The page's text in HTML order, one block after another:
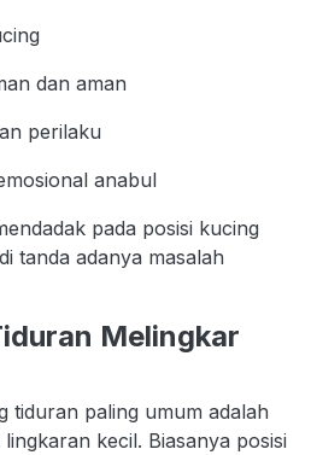
dan aman
perilaku
anabul
pada posisi kucing
tanda adanya masalah
Melingkar
tiduran paling umum adalah
kecil. Biasanya posisi